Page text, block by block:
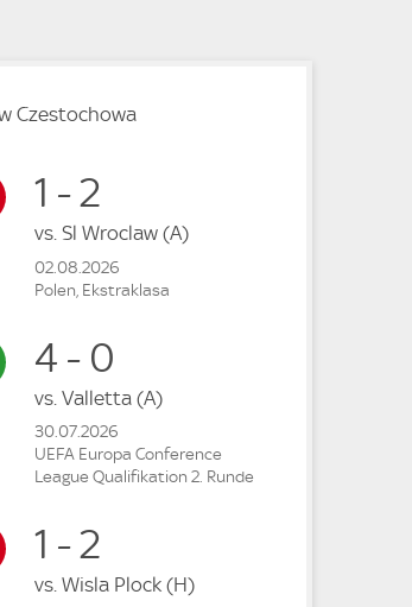
Czestochowa
1 - 2
vs. Sl Wroclaw (A)
02.08.2026
Polen, Ekstraklasa
4 - 0
vs. Valletta (A)
30.07.2026
UEFA Europa Conference
League Qualifikation 2. Runde
1 - 2
vs. Wisla Plock (H)